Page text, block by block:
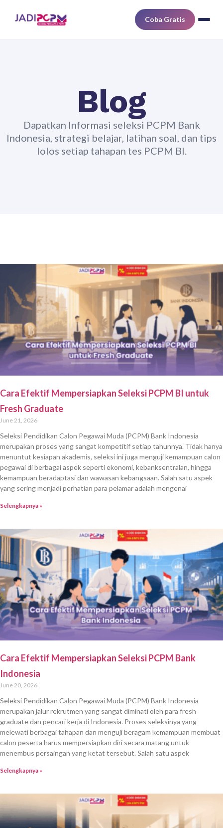
Coba Gratis
Blog
Dapatkan Informasi seleksi PCPM Bank
Indonesia, strategi belajar, latihan soal, dan tips
lolos setiap tahapan tes PCPM BI.
Cara Efektif Mempersiapkan Seleksi PCPM BI untuk
Fresh Graduate
June 21, 2026
Seleksi Pendidikan Calon Pegawai Muda (PCPM) Bank Indonesia
merupakan proses yang sangat kompetitif setiap tahunnya. Tidak hanya
menuntut kesiapan akademis, seleksi ini juga menguji kemampuan calon
pegawai di berbagai aspek seperti ekonomi, kebanksentralan, hingga
kemampuan beradaptasi dan wawasan kebangsaan. Salah satu aspek
yang sering menjadi perhatian para pelamar adalah mengenai
Selengkapnya »
Cara Efektif Mempersiapkan Seleksi PCPM Bank
Indonesia
June 20, 2026
Seleksi Pendidikan Calon Pegawai Muda (PCPM) Bank Indonesia
merupakan jalur rekrutmen yang sangat diminati oleh para fresh
graduate dan pencari kerja di Indonesia. Proses seleksinya yang
melewati berbagai tahapan dan menguji beragam kemampuan membuat
calon peserta harus mempersiapkan diri secara matang untuk
menembus persaingan yang ketat tersebut. Salah satu aspek
Selengkapnya »